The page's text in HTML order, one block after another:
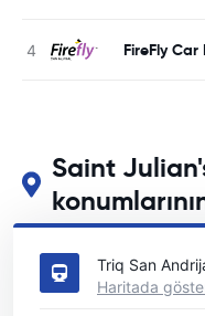
FireFly Car
Saint
Saint Julian's içindeki
Triq San
Haritada